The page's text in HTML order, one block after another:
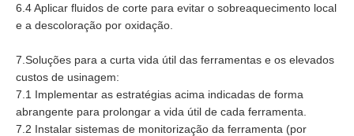
6.4 Aplicar fluidos de corte para evitar o sobreaquecimento local
e a descoloração por oxidação.
7.Soluções para a curta vida útil das ferramentas e os elevados
custos de usinagem:
7.1 Implementar as estratégias acima indicadas de forma
abrangente para prolongar a vida útil de cada ferramenta.
7.2 Instalar sistemas de monitorização da ferramenta (por